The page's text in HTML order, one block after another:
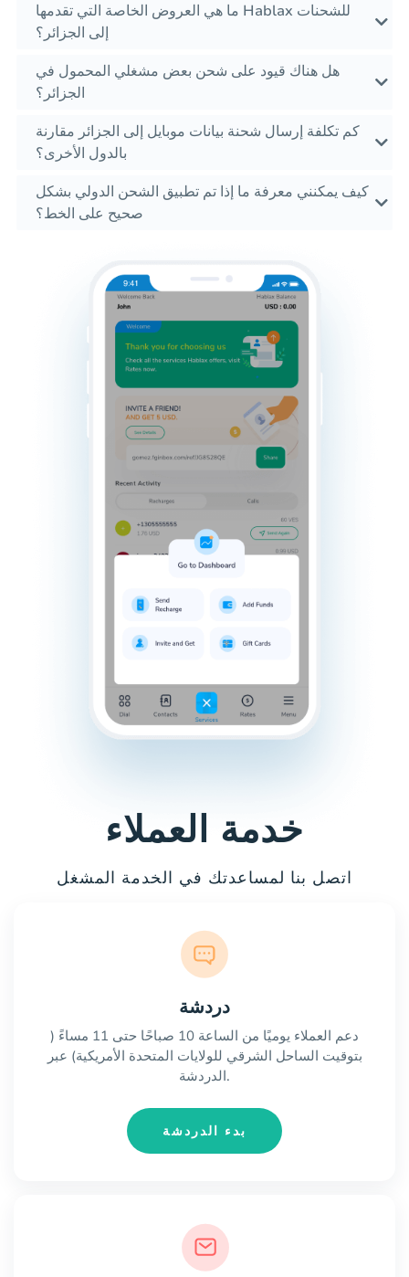
ما هي العروض الخاصة التي تقدمها Hablax للشحنات
إلى الجزائر؟
هل هناك قيود على شحن بعض مشغلي المحمول في
الجزائر؟
كم تكلفة إرسال شحنة بيانات موبايل إلى الجزائر مقارنة
بالدول الأخرى؟
كيف يمكنني معرفة ما إذا تم تطبيق الشحن الدولي بشكل
صحيح على الخط؟
خدمة العملاء
اتصل بنا لمساعدتك في الخدمة المشغل
دردشة
دعم العملاء يوميًا من الساعة 10 صباحًا حتى 11 مساءً (
بتوقيت الساحل الشرقي للولايات المتحدة الأمريكية) عبر
الدردشة.
بدء الدردشة